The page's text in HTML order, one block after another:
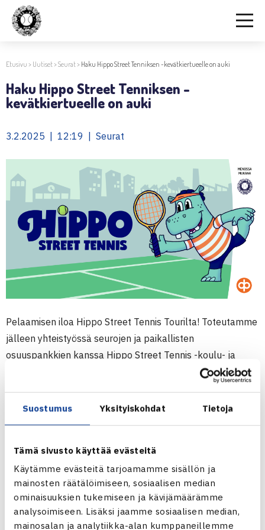
Suostumus Yksityiskohdat Tietoja
Tämä sivusto käyttää evästeitä
Käytämme evästeitä tarjoamamme sisällön ja
mainosten räätälöimiseen, sosiaalisen median
ominaisuuksien tukemiseen ja kävijämäärämme
analysoimiseen. Lisäksi jaamme sosiaalisen median,
mainosalan ja analytiikka-alan kumppaneillemme
Etusivu > Uutiset>Seurat> Haku Hippo Street Tenniksen -kevätkiertueelle on auki
Haku Hippo Street Tenniksen -
kevätkiertueelle on auki
3.2.2025 | 12:19 | Seurat
Pelaamisen iloa Hippo Street Tennis Tourilta! Toteutamme
jälleen yhteistyössä seurojen ja paikallisten
osuuspankkien kanssa Hippo Street Tennis -koulu- ja
päiväkotikiertueen keväällä 2025. Ilmoittautuminen
päiväkotivierailuiden avulla lapset pääsevät liikkumaan ja
seurat puolestaan osoittamaan merkityksellisyyttään
paikallisyhteisöissä. Kevään kiertue järjestetään maalis-
kesäkuussa ja syksyllä elo-lokakuussa.